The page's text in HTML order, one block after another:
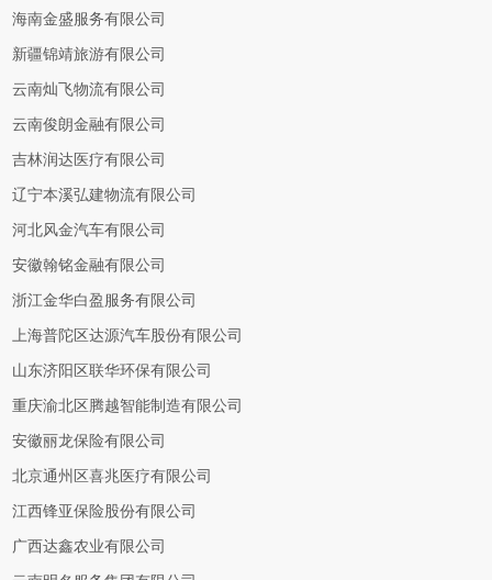
海南金盛服务有限公司
新疆锦靖旅游有限公司
云南灿飞物流有限公司
云南俊朗金融有限公司
吉林润达医疗有限公司
辽宁本溪弘建物流有限公司
河北风金汽车有限公司
安徽翰铭金融有限公司
浙江金华白盈服务有限公司
上海普陀区达源汽车股份有限公司
山东济阳区联华环保有限公司
重庆渝北区腾越智能制造有限公司
安徽丽龙保险有限公司
北京通州区喜兆医疗有限公司
江西锋亚保险股份有限公司
广西达鑫农业有限公司